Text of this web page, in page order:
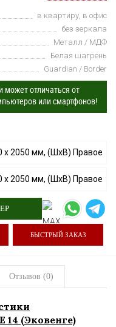
в квартиру, в офис
без зеркала
Металл / МДФ
Белая шагрень
Guardian / Border
может отличаться от
или смартфонов!
х 2050 мм, (ШхВ) Правое
х 2050 мм, (ШхВ) Правое
БЫСТРЫЙ ЗАКАЗ
Отзывов (0)
14 (Эковенге)